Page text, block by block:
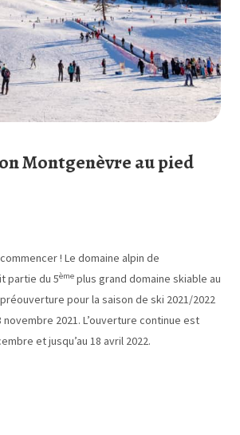
Montgenèvre au pied
! Le domaine alpin de
partie du 5èmeplus grand domaine skiable au
pour la saison de ski 2021/2022
2021. L’ouverture continue est
et jusqu’au 18 avril 2022.